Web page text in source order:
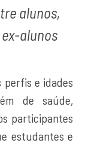
alunos,
alunos
perfis e idades
de saúde,
participantes
estudantes e